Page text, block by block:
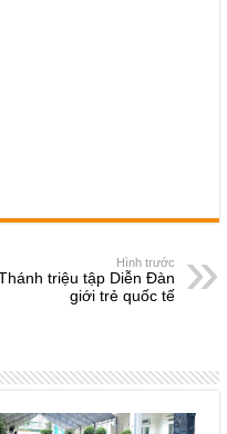
Hình trước
triệu tập Diễn Đàn
giới trẻ quốc tế